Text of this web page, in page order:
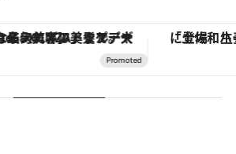
のアップデートから、特別な名入れギフトまで。大人のための「ReFa GINZA」クルーズ